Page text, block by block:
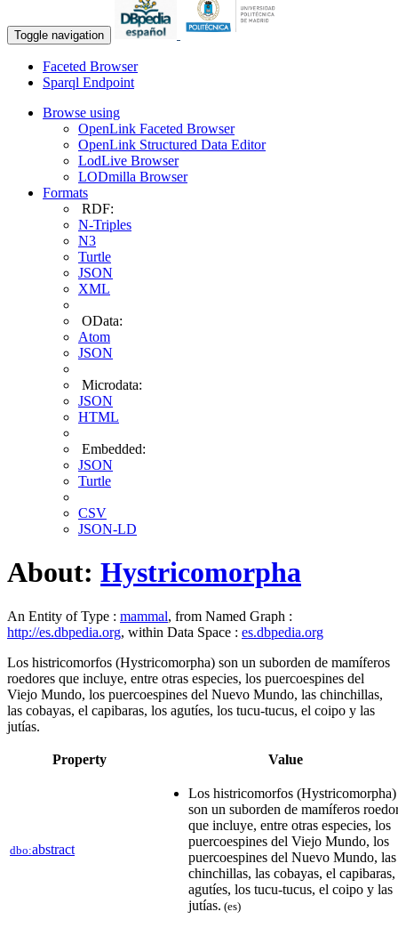
Toggle navigation
Faceted Browser
Sparql Endpoint
Browse using
OpenLink Faceted Browser
OpenLink Structured Data Editor
LodLive Browser
LODmilla Browser
Formats
RDF:
N-Triples
N3
Turtle
JSON
XML
OData:
Atom
JSON
Microdata:
JSON
HTML
Embedded:
JSON
Turtle
CSV
JSON-LD
About: Hystricomorpha
An Entity of Type : mammal, from Named Graph :
http://es.dbpedia.org, within Data Space : es.dbpedia.org
Los histricomorfos (Hystricomorpha) son un suborden de mamíferos
roedores que incluye, entre otras especies, los puercoespines del
Viejo Mundo, los puercoespines del Nuevo Mundo, las chinchillas,
las cobayas, el capibaras, los agutíes, los tucu-tucus, el coipo y las
jutías.
Property Value
dbo:abstract
Los histricomorfos (Hystricomorpha)
son un suborden de mamíferos
que incluye, entre otras especies, los
puercoespines del Viejo Mundo, los
puercoespines del Nuevo Mundo, las
chinchillas, las cobayas, el
agutíes, los tucu-tucus, el coipo y las
jutías. (es)